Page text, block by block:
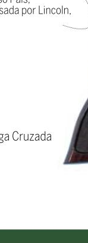
e
de ter e
ficamos
como Sen.
e o Sen.
e
vezes,
de
nos
CUSTO!),
nas armas e que
o vitorioso
e quatro por
claro e
estado da
Questão
além de